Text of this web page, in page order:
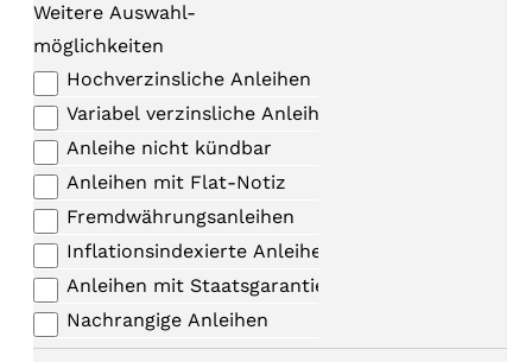
Weitere Auswahl-
möglichkeiten
Hochverzinsliche Anleihen
Variabel verzinsliche Anleihen
Anleihe nicht kündbar
Anleihen mit Flat-Notiz
Fremdwährungsanleihen
Inflationsindexierte Anleihen
Anleihen mit Staatsgarantie
Nachrangige Anleihen